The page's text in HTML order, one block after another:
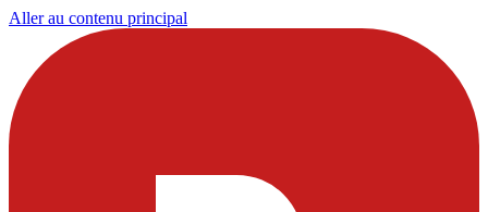
Aller au contenu principal